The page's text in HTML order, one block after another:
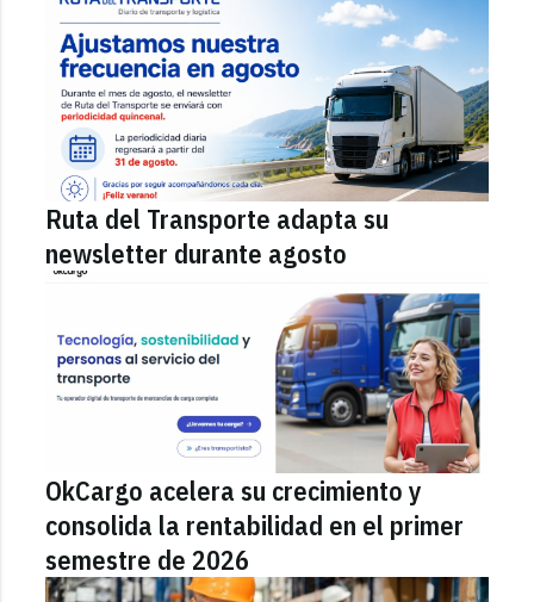
Ruta del Transporte adapta su
newsletter durante agosto
OkCargo acelera su crecimiento y
consolida la rentabilidad en el primer
semestre de 2026